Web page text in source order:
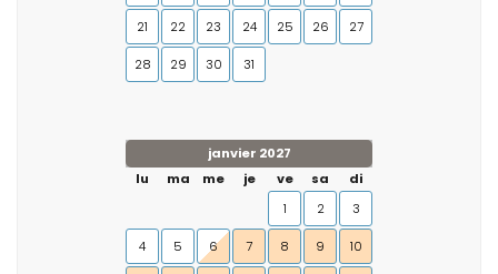
21 22 23 24 25 26 27
28 29 30 31
janvier 2027
lu
ma me je ve sa
di
1
2 3
4 5 6 7 8 9 10